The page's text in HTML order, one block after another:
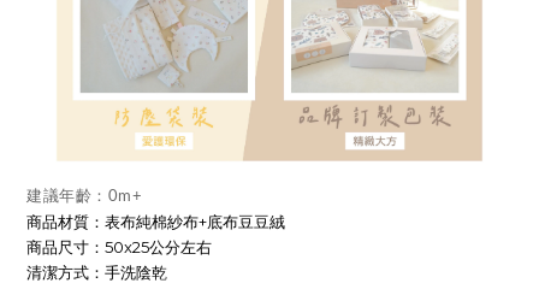
建議年齡：0m+
商品材質：表布純棉紗布+底布豆豆絨
商品尺寸：50x25公分左右
清潔方式：手洗陰乾